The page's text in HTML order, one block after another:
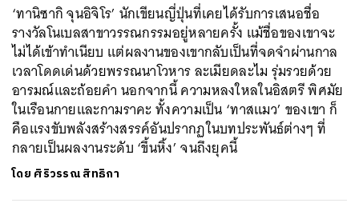
‘ทานิซากิ จุนอิจิโร’ นักเขียนญี่ปุ่นที่เคยได้รับการเสนอชื่อ
รางวัลโนเบลสาขาวรรณกรรมอยู่หลายครั้ง แม้ชื่อของเขาจะ
ไม่ได้เข้าทำเนียบ แต่ผลงานของเขากลับเป็นที่จดจำผ่านกาล
เวลาโดดเด่นด้วยพรรณนาโวหาร ละเมียดละไม รุ่มรวยด้วย
อารมณ์และถ้อยคำ นอกจากนี้ ความหลงใหลในอิสตรี พิศมัย
ในเรือนกายและกามราคะ ทั้งความเป็น ‘ทาสแมว’ ของเขา ก็
คือแรงขับพลังสร้างสรรค์อันปรากฏในบทประพันธ์ต่างๆ ที่
กลายเป็นผลงานระดับ ‘ขึ้นหิ้ง’ จนถึงยุคนี้
โดย ศิริวรรณ สิทธิกา